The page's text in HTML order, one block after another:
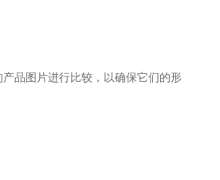
品图片进行比较，以确保它们的形